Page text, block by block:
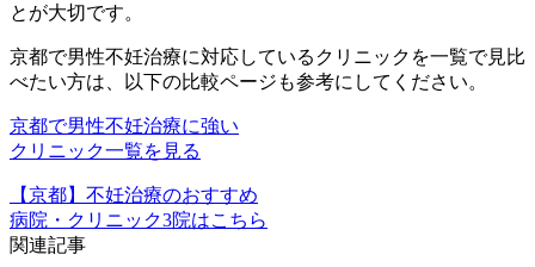
とが大切です。
京都で男性不妊治療に対応しているクリニックを一覧で見比
べたい方は、以下の比較ページも参考にしてください。
京都で男性不妊治療に強い
クリニック一覧を見る
【京都】不妊治療のおすすめ
病院・クリニック3院はこちら
関連記事